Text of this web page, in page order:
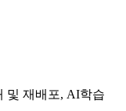
및 재배포, AI학습